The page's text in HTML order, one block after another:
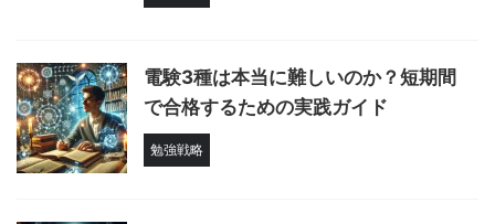
電験3種は本当に難しいのか？短期間
で合格するための実践ガイド
勉強戦略